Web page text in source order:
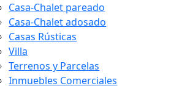
Casa-Chalet pareado
Casa-Chalet adosado
Casas Rústicas
Villa
Terrenos y Parcelas
Inmuebles Comerciales